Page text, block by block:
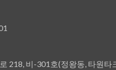
218, 비-301호(정왕동, 타원